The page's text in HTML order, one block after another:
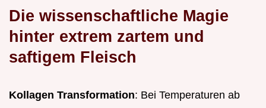
Die wissenschaftliche Magie
hinter extrem zartem und
saftigem Fleisch
Kollagen Transformation: Bei Temperaturen ab